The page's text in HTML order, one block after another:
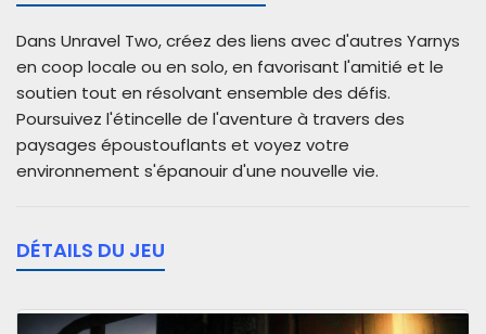
Dans Unravel Two, créez des liens avec d'autres Yarnys
en coop locale ou en solo, en favorisant l'amitié et le
soutien tout en résolvant ensemble des défis.
Poursuivez l'étincelle de l'aventure à travers des
paysages époustouflants et voyez votre
environnement s'épanouir d'une nouvelle vie.
DÉTAILS DU JEU